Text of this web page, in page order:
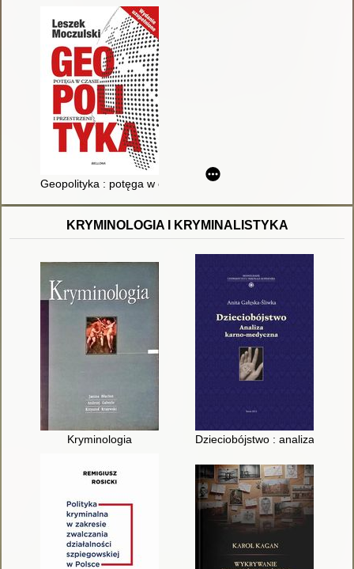
Geopolityka : potęga w czasie i przestrzeni
KRYMINOLOGIA I KRYMINALISTYKA
Kryminologia Dzieciobójstwo : analiza karno-